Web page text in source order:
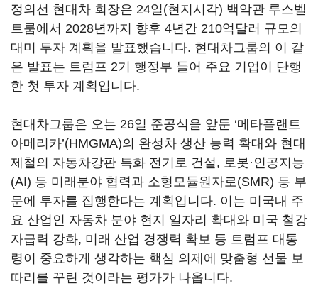
정의선 현대차 회장은 24일(현지시각) 백악관 루스벨
트룸에서 2028년까지 향후 4년간 210억달러 규모의
대미 투자 계획을 발표했습니다. 현대차그룹의 이 같
은 발표는 트럼프 2기 행정부 들어 주요 기업이 단행
한 첫 투자 계획입니다.
현대차그룹은 오는 26일 준공식을 앞둔 ‘메타플랜트
아메리카’(HMGMA)의 완성차 생산 능력 확대와 현대
제철의 자동차강판 특화 전기로 건설 , 로봇·인공지능
(AI) 등 미래분야 협력과 소형모듈원자로(SMR) 등 부
문에 투자를 집행한다는 계획입니다. 이는 미국내 주
요 산업인 자동차 분야 현지 일자리 확대와 미국 철강
자급력 강화, 미래 산업 경쟁력 확보 등 트럼프 대통
령이 중요하게 생각하는 핵심 의제에 맞춤형 선물 보
따리를 꾸린 것이라는 평가가 나옵니다.